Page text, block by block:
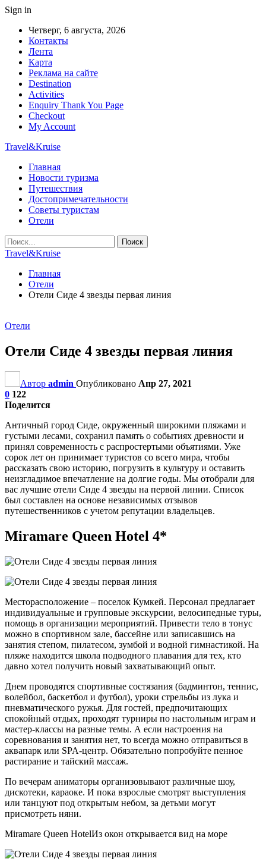
Sign in
Четверг, 6 августа, 2026
Контакты
Лента
Карта
Реклама на сайте
Destination
Activities
Enquiry Thank You Page
Checkout
My Account
Travel&Kruise
Главная
Новости туризма
Путешествия
Достопримечательности
Советы туристам
Отели
Travel&Kruise
Главная
Отели
Отели Сиде 4 звезды первая линия
Отели
Отели Сиде 4 звезды первая линия
Автор admin Опубликовано Апр 27, 2021
0 122
Поделится
Античный город Сиде, окруженный широкими пляжами и
густыми лесами, сохранил память о событиях древности и
принял современность с распростертыми объятиями. Уже
сорок лет он принимает туристов со всего мира, чтобы
рассказать свою историю, погрузить в культуру и оставить
неизгладимое впечатление на долгие годы. Мы отобрали для
вас лучшие отели Сиде 4 звезды на первой линии. Список
был составлен на основе независимых отзывов
путешественников с учетом репутации владельцев.
Miramare Queen Hotel 4*
Месторасположение – поселок Кумкей. Персонал предлагает
индивидуальные и групповые экскурсии, велосипедные туры,
помощь в организации мероприятий. Привести тело в тонус
можно в спортивном зале, бассейне или записавшись на
занятия степом, пилатесом, зумбой и водной гимнастикой. На
пляже находится школа подводного плавания для тех, кто
давно хотел получить новый захватывающий опыт.
Днем проводятся спортивные состязания (бадминтон, теннис,
волейбол, баскетбол и футбол), уроки стрельбы из лука и
пневматического ружья. Для гостей, предпочитающих
спокойный отдых, проходят турниры по настольным играм и
мастер-классы на разные темы. А если настроения на
соревнования и занятия нет, то всегда можно отправиться в
аквапарк или SPA-центр. Обязательно попробуйте пенное
растирание и тайский массаж.
По вечерам аниматоры организовывают различные шоу,
дискотеки, караоке. И пока взрослые смотрят выступления
или танцуют под открытым небом, за детьми могут
присмотреть няни.
Miramare Queen HotelИз окон открывается вид на море